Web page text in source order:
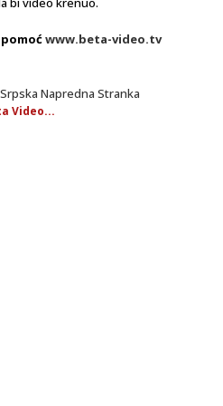
www.beta-video.tv
Srpska Napredna Stranka
Video...